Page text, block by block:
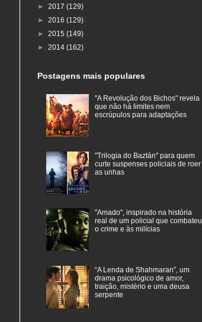
► 2017 (129)
► 2016 (129)
► 2015 (149)
► 2014 (162)
Postagens mais populares
"A Revolução dos Bichos" revela
que não há limites nem
escrúpulos para adaptações
"Trilogia do Baztán" para quem
curte suspenses policiais de roer
as unhas
"Amado", inspirado na história
real de um policial que combateu
o crime e às milícias
“A Lenda de Shahmaran”, um
drama psicológico de amor,
traição, mistério e uma deusa
serpente